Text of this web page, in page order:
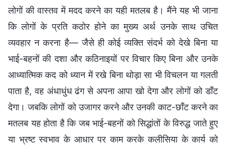
लोगों की वास्तव में मदद करने का यही मतलब है। मैंने यह भी जाना
कि लोगों के प्रति कठोर होने का मुख्य अर्थ उनके साथ उचित
व्यवहार न करना है— जैसे ही कोई व्यक्ति संदर्भ को देखे बिना या
भाई-बहनों की दशा और कठिनाइयों पर विचार किए बिना और उनके
आध्यात्मिक कद को ध्यान में रखे बिना थोड़ा सा भी विचलन या गलती
पाता है, वह अंधाधुंध ढंग से अपना आपा खो देगा और लोगों को डाँट
देगा। जबकि लोगों को उजागर करने और उनकी काट-छाँट करने का
मतलब यह होता है कि जब भाई-बहनों को सिद्धांतों के विरुद्ध जाते हुए
या भ्रष्ट स्वभाव के आधार पर काम करके कलीसिया के कार्य को